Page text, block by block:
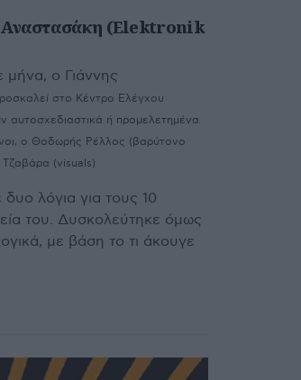
Αναστασάκη (Elektronik
ο Γιάννης
στο Κέντρο Ελέγχου
αυτοσχεδιαστικά ή προμελετημένα
ο Θοδωρής Ρέλλος (βαρύτονο
(visuals)
λόγια για τους 10
του. Δυσκολεύτηκε όμως
με βάση το τι άκουγε